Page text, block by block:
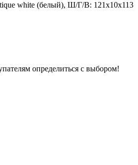
white (белый), Ш/Г/В: 121х10х113
определиться с выбором!